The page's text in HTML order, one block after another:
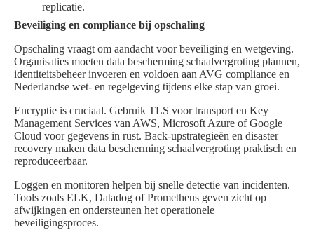
replicatie.
Beveiliging en compliance bij opschaling
Opschaling vraagt om aandacht voor beveiliging en wetgeving.
Organisaties moeten data bescherming schaalvergroting plannen,
identiteitsbeheer invoeren en voldoen aan AVG compliance en
Nederlandse wet- en regelgeving tijdens elke stap van groei.
Encryptie is cruciaal. Gebruik TLS voor transport en Key
Management Services van AWS, Microsoft Azure of Google
Cloud voor gegevens in rust. Back-upstrategieën en disaster
recovery maken data bescherming schaalvergroting praktisch en
reproduceerbaar.
Loggen en monitoren helpen bij snelle detectie van incidenten.
Tools zoals ELK, Datadog of Prometheus geven zicht op
afwijkingen en ondersteunen het operationele
beveiligingsproces.